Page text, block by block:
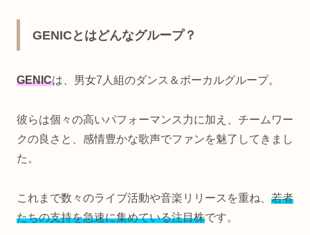
GENICとはどんなグループ？
GENICは、男女7人組のダンス＆ボーカルグループ。
彼らは個々の高いパフォーマンス力に加え、チームワー
クの良さと、感情豊かな歌声でファンを魅了してきまし
た。
これまで数々のライブ活動や音楽リリースを重ね、 若者
たちの支持を急速に集めている注目株です。